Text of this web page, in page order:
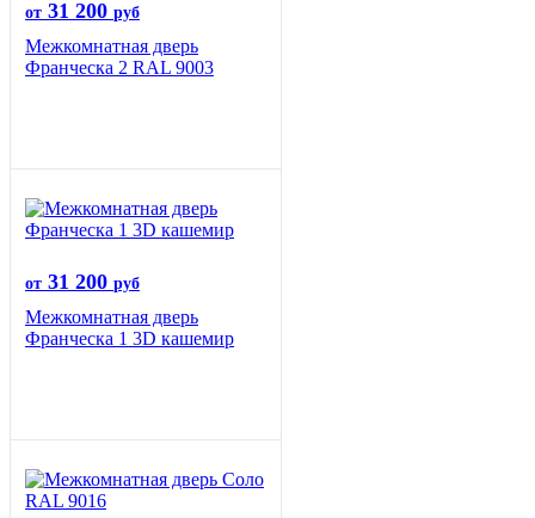
от 31 200 руб
Межкомнатная дверь
Франческа 2 RAL 9003
от 31 200 руб
Межкомнатная дверь
Франческа 1 3D кашемир